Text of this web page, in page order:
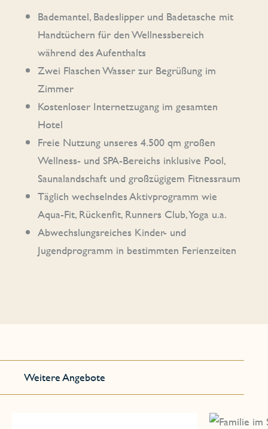
Bademantel, Badeslipper und Badetasche mit
Handtüchern für den Wellnessbereich
während des Aufenthalts
Zwei Flaschen Wasser zur Begrüßung im
Zimmer
Kostenloser Internetzugang im gesamten
Hotel
Freie Nutzung unseres 4.500 qm großen
Wellness- und SPA-Bereichs inklusive Pool,
Saunalandschaft und großzügigem Fitnessraum
Täglich wechselndes Aktivprogramm wie
Aqua-Fit, Rückenfit, Runners Club, Yoga u.a.
Abwechslungsreiches Kinder- und
Jugendprogramm in bestimmten Ferienzeiten
Weitere Angebote